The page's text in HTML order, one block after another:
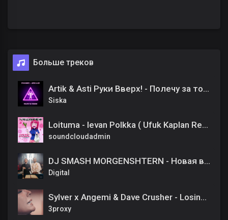
Больше треков
Artik & Asti Руки Вверх! - Полечу за тобою
Siska
Loituma - Ievan Polkka ( Ufuk Kaplan Remix )
soundcloudadmin
DJ SMASH MORGENSHTERN - Новая волна
Digital
Sylver x Angemi & Dave Crusher - Losing My Religion (Official Music Video)
3proxy